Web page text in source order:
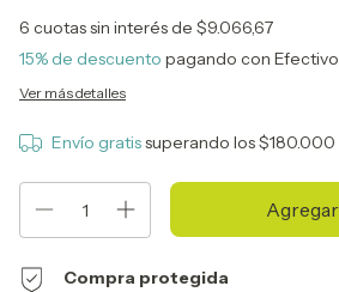
6 cuotas sin interés de $9.066,67
15% de descuento pagando con Efectivo
Ver más detalles
Envío gratissuperando los$180.000
Compra protegida